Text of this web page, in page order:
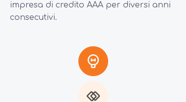
impresa di credito AAA per diversi anni
consecutivi.